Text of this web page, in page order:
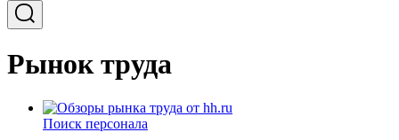
Рынок труда
Поиск персонала